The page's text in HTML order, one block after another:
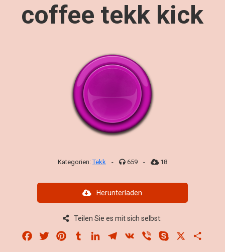
coffee tekk kick
Kategorien:Tekk - 659 - 18
Herunterladen
Teilen Sie es mit sich selbst:
Facebook
Twitter PinterestTumblrLinkedInTelegram
VK Viber Skype